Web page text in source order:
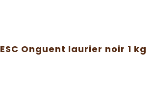
ESC Onguent laurier noir 1 kg